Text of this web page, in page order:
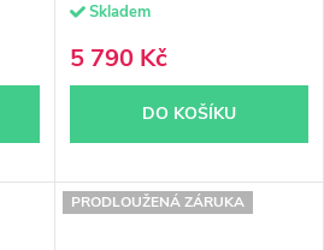
Skladem
5 790 Kč
DO KOŠÍKU
PRODLOUŽENÁ ZÁRUKA